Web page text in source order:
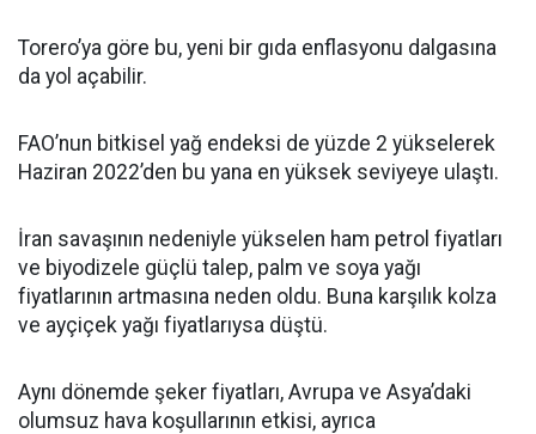
Torero’ya göre bu, yeni bir gıda enflasyonu dalgasına
da yol açabilir.
FAO’nun bitkisel yağ endeksi de yüzde 2 yükselerek
Haziran 2022’den bu yana en yüksek seviyeye ulaştı.
İran savaşının nedeniyle yükselen ham petrol fiyatları
ve biyodizele güçlü talep, palm ve soya yağı
fiyatlarının artmasına neden oldu. Buna karşılık kolza
ve ayçiçek yağı fiyatlarıysa düştü.
Aynı dönemde şeker fiyatları, Avrupa ve Asya’daki
olumsuz hava koşullarının etkisi, ayrıca